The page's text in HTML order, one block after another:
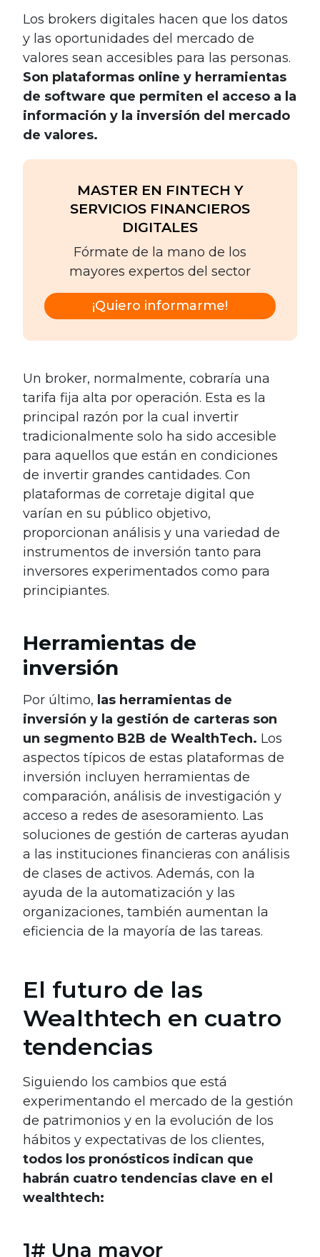
Los brokers digitales hacen que los datos
y las oportunidades del mercado de
valores sean accesibles para las personas.
Son plataformas online y herramientas
de software que permiten el acceso a la
información y la inversión del mercado
de valores.
MASTER EN FINTECH Y
SERVICIOS FINANCIEROS
DIGITALES
Fórmate de la mano de los
mayores expertos del sector
¡Quiero informarme!
Un broker, normalmente, cobraría una
tarifa fija alta por operación. Esta es la
principal razón por la cual invertir
tradicionalmente solo ha sido accesible
para aquellos que están en condiciones
de invertir grandes cantidades. Con
plataformas de corretaje digital que
varían en su público objetivo,
proporcionan análisis y una variedad de
instrumentos de inversión tanto para
inversores experimentados como para
principiantes.
Herramientas de
inversión
Por último, las herramientas de
inversión y la gestión de carteras son
un segmento B2B de WealthTech. Los
aspectos típicos de estas plataformas de
inversión incluyen herramientas de
comparación, análisis de investigación y
acceso a redes de asesoramiento. Las
soluciones de gestión de carteras ayudan
a las instituciones financieras con análisis
de clases de activos. Además, con la
ayuda de la automatización y las
organizaciones, también aumentan la
eficiencia de la mayoría de las tareas.
El futuro de las
Wealthtech en cuatro
tendencias
Siguiendo los cambios que está
experimentando el mercado de la gestión
de patrimonios y en la evolución de los
hábitos y expectativas de los clientes,
todos los pronósticos indican que
habrán cuatro tendencias clave en el
wealthtech:
1# Una mayor